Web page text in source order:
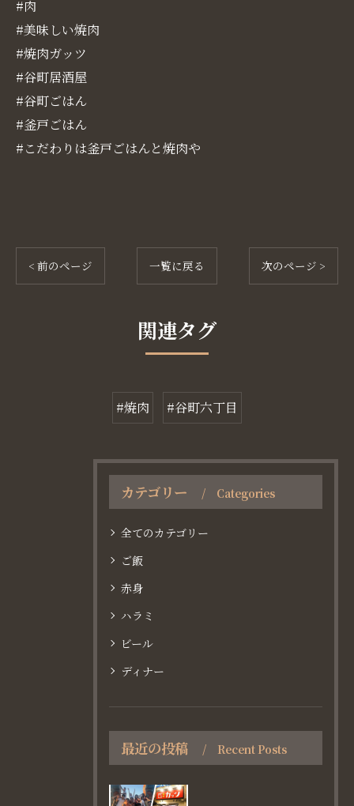
#肉
#美味しい焼肉
#焼肉ガッツ
#谷町居酒屋
#谷町ごはん
#釜戸ごはん
#こだわりは釜戸ごはんと焼肉や
< 前のページ 一覧に戻る 次のページ >
関連タグ
#焼肉 #谷町六丁目
カテゴリー Categories
全てのカテゴリー
ご飯
赤身
ハラミ
ビール
ディナー
最近の投稿 Recent Posts